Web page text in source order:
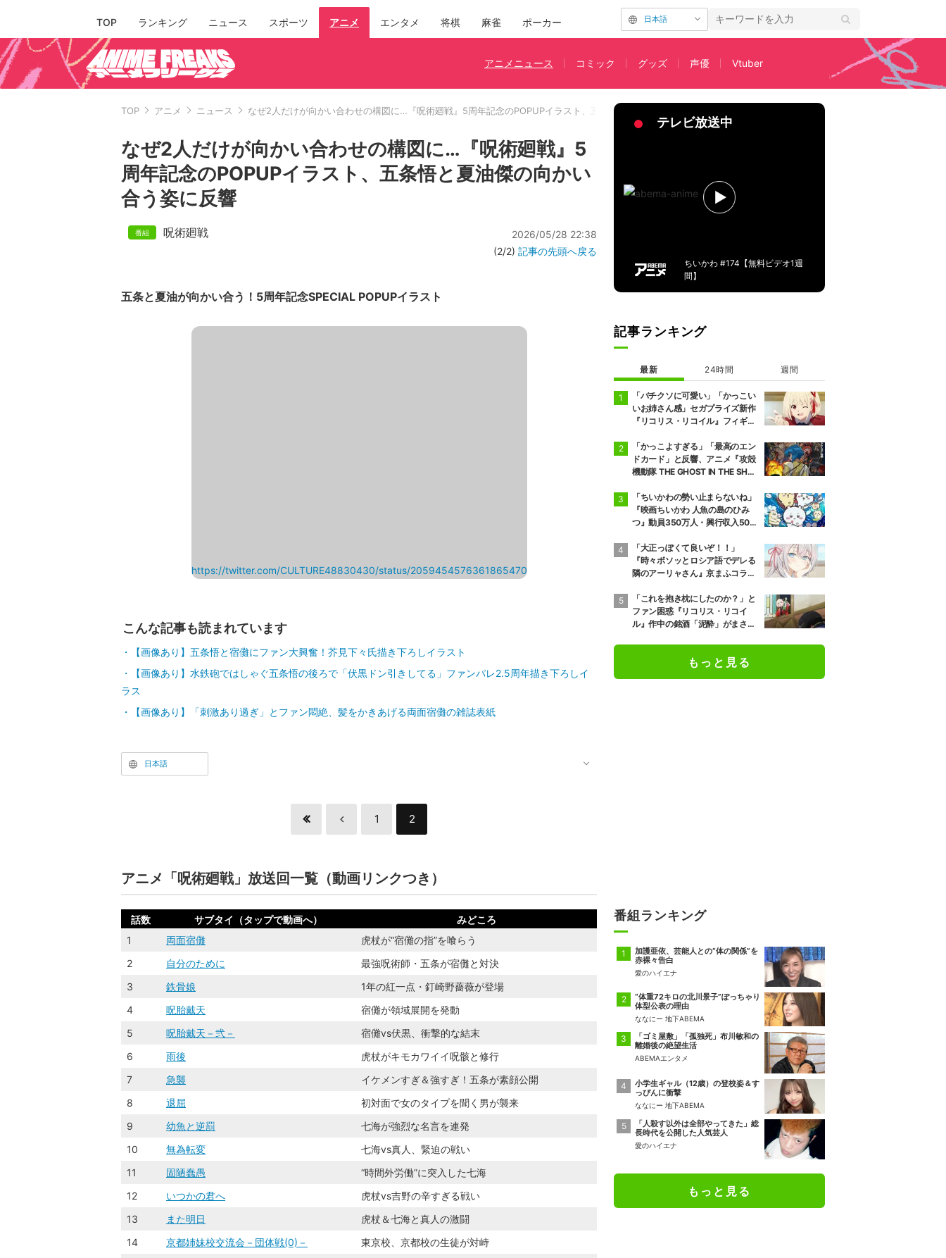
TOP ランキング ニュース スポーツ アニメ エンタメ 将棋 麻雀 ポーカー 日本語
アニメニュース コミック グッズ 声優 Vtuber
TOP アニメ ニュース なぜ2人だけが向かい合わせの構図に…『呪術廻戦』5周年記念のPOPUPイラスト、五条悟と夏油傑の向かい合う姿に反響
なぜ2人だけが向かい合わせの構図に…『呪術廻戦』5
周年記念のPOPUPイラスト、五条悟と夏油傑の向かい
合う姿に反響
呪術廻戦
2026/05/28 22:38
(2/2) 記事の先頭へ戻る
五条と夏油が向かい合う！5周年記念SPECIAL POPUPイラスト
https://twitter.com/CULTURE48830430/status/2059454576361865470
こんな記事も読まれています
【画像あり】五条悟と宿儺にファン大興奮！芥見下々氏描き下ろしイラスト
【画像あり】水鉄砲ではしゃぐ五条悟の後ろで「伏黒ドン引きしてる」ファンパレ2.5周年描き下ろしイ
ラス
【画像あり】「刺激あり過ぎ」とファン悶絶、髪をかきあげる両面宿儺の雑誌表紙
日本語
1 2
アニメ「呪術廻戦」放送回一覧（動画リンクつき）
話数 サブタイ（タップで動画へ）
みどころ
1
両面宿儺
虎杖が“宿儺の指”を喰らう
2
自分のために
最強呪術師・五条が宿儺と対決
3
鉄骨娘
1年の紅一点・釘崎野薔薇が登場
4
呪胎戴天
宿儺が領域展開を発動
5
呪胎戴天－弐－
宿儺vs伏黒、衝撃的な結末
6
雨後
虎杖がキモカワイイ呪骸と修行
7
急襲
イケメンすぎ＆強すぎ！五条が素顔公開
8
退屈
初対面で女のタイプを聞く男が襲来
9
幼魚と逆罰
七海が強烈な名言を連発
10
無為転変
七海vs真人、緊迫の戦い
11
固陋蠢愚
“時間外労働”に突入した七海
12
いつかの君へ
虎杖vs吉野の辛すぎる戦い
13
また明日
虎杖＆七海と真人の激闘
14
京都姉妹校交流会－団体戦(0)－
東京校、京都校の生徒が対峙
テレビ放送中
ちいかわ #174【無料ビデオ1週
間】
記事ランキング
最新 24時間 週間
「バチクソに可愛い」「かっこい
いお姉さん感」セガプライズ新作
『リコリス・リコイル』フィギュ
「かっこよすぎる」「最高のエン
ドカード」と反響、アニメ『攻殻
機動隊 THE GHOST IN THE SHEL
「ちいかわの勢い止まらないね」
『映画ちいかわ 人魚の島のひみ
つ』動員350万人・興行収入50億
「大正っぽくて良いぞ！！」
『時々ボソッとロシア語でデレる
隣のアーリャさん』京まふコラボ
「これを抱き枕にしたのか？」と
ファン困惑『リコリス・リコイ
ル』作中の銘酒「泥酔」がまさか
もっと見る
番組ランキング
加護亜依、芸能人との“体の関係”を
赤裸々告白
愛のハイエナ
“体重72キロの北川景子”ぽっちゃり
体型公表の理由
ななにー 地下ABEMA
「ゴミ屋敷」「孤独死」布川敏和の
離婚後の絶望生活
ABEMAエンタメ
小学生ギャル（12歳）の登校姿＆す
っぴんに衝撃
ななにー 地下ABEMA
「人殺す以外は全部やってきた」総
長時代を公開した人気芸人
愛のハイエナ
もっと見る